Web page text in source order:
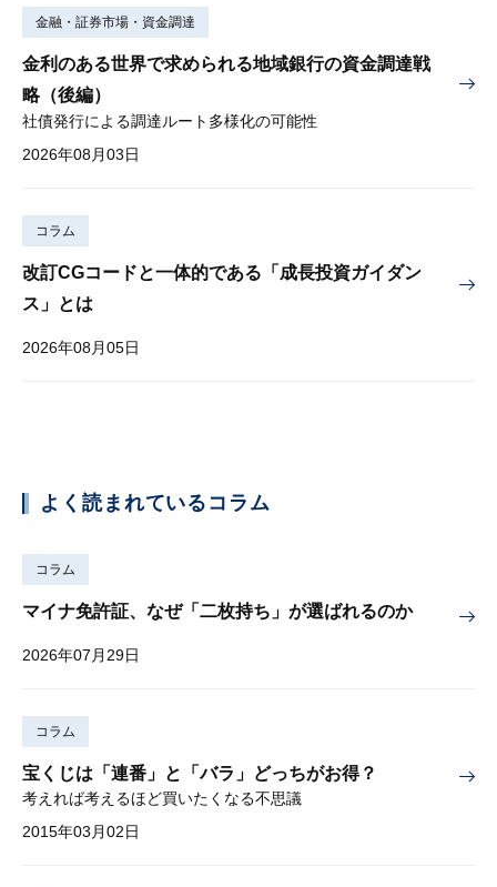
金融・証券市場・資金調達
金利のある世界で求められる地域銀行の資金調達戦
略（後編）
社債発行による調達ルート多様化の可能性
2026年08月03日
コラム
改訂CGコードと一体的である「成長投資ガイダン
ス」とは
2026年08月05日
よく読まれているコラム
コラム
マイナ免許証、なぜ「二枚持ち」が選ばれるのか
2026年07月29日
コラム
宝くじは「連番」と「バラ」どっちがお得？
考えれば考えるほど買いたくなる不思議
2015年03月02日